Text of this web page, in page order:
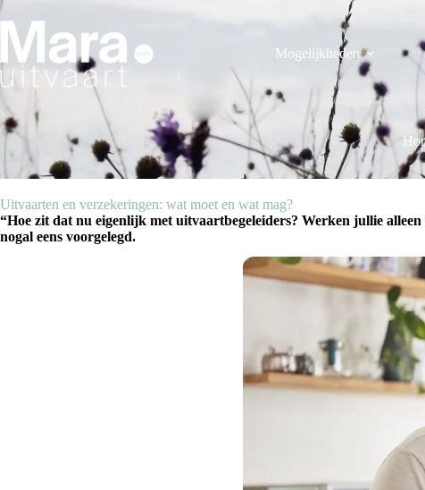
Ga
naar
de
inhoud
Mogelijkheden
Uitvaarten en verzekeringen: wat moet en wat mag?
“Hoe zit dat nu eigenlijk met uitvaartbegeleiders? Werken jullie
nogal eens voorgelegd.